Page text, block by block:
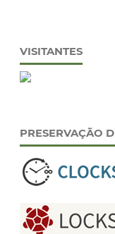
VISITANTES
PRESERVAÇÃO